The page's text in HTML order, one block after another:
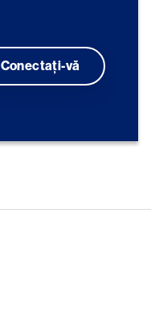
Conectați-vă